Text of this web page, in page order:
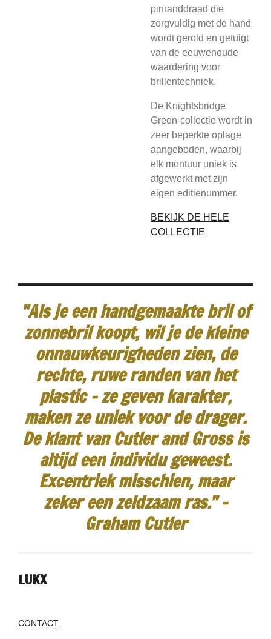
pinranddraad die
zorgvuldig met de hand
wordt gerold en getuigt
van de eeuwenoude
waardering voor
brillentechniek.
De Knightsbridge
Green-collectie wordt in
zeer beperkte oplage
aangeboden, waarbij
elk montuur uniek is
afgewerkt met zijn
eigen editienummer.
BEKIJK DE HELE
COLLECTIE
"Als je een handgemaakte bril of
zonnebril koopt, wil je de kleine
onnauwkeurigheden zien, de
rechte, ruwe randen van het
plastic - ze geven karakter,
maken ze uniek voor de drager.
De klant van Cutler and Gross is
altijd een individu geweest.
Excentriek misschien, maar
zeker een zeldzaam ras.” -
Graham Cutler
LUKX
CONTACT